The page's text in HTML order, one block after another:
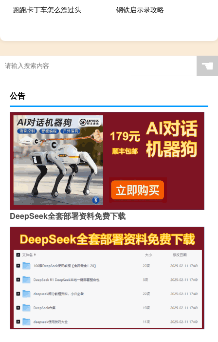
跑跑卡丁车怎么漂过头
钢铁启示录攻略
☚
公告
DeepSeek全套部署资料免费下载